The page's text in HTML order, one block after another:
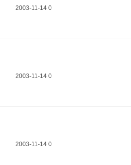
2003-11-14 0
2003-11-14 0
2003-11-14 0